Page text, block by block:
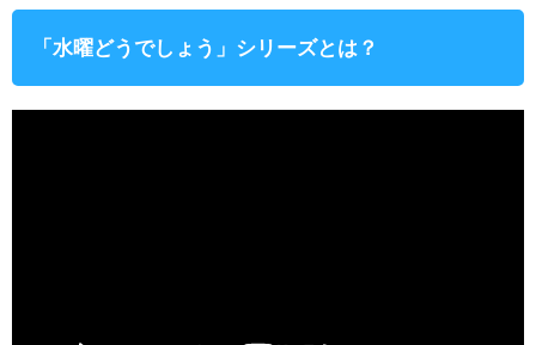
「水曜どうでしょう」シリーズとは？